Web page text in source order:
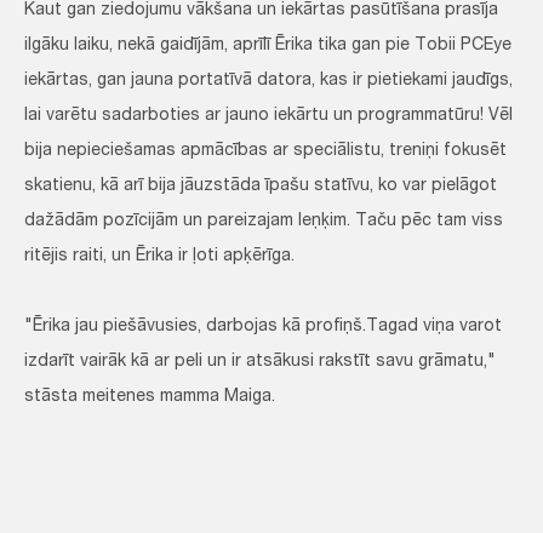
Kaut gan ziedojumu vākšana un iekārtas pasūtīšana prasīja
ilgāku laiku, nekā gaidījām, aprīlī Ērika tika gan pie Tobii PCEye
iekārtas, gan jauna portatīvā datora, kas ir pietiekami jaudīgs,
lai varētu sadarboties ar jauno iekārtu un programmatūru! Vēl
bija nepieciešamas apmācības ar speciālistu, treniņi fokusēt
skatienu, kā arī bija jāuzstāda īpašu statīvu, ko var pielāgot
dažādām pozīcijām un pareizajam leņķim. Taču pēc tam viss
ritējis raiti, un Ērika ir ļoti apķērīga.
"Ērika jau piešāvusies, darbojas kā profiņš.Tagad viņa varot
izdarīt vairāk kā ar peli un ir atsākusi rakstīt savu grāmatu,"
stāsta meitenes mamma Maiga.